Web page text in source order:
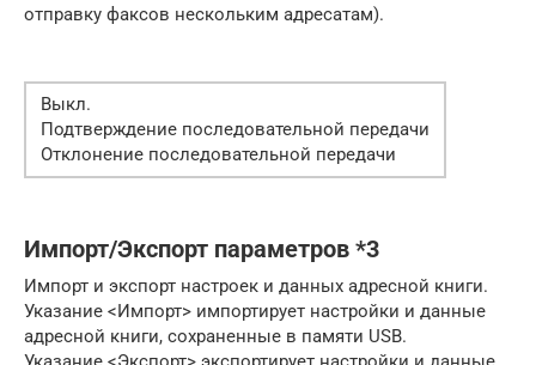
отправку факсов нескольким адресатам).
Выкл.
Подтверждение последовательной передачи
Отклонение последовательной передачи
Импорт/Экспорт параметров *3
Импорт и экспорт настроек и данных адресной книги.
Указание <Импорт> импортирует настройки и данные
адресной книги, сохраненные в памяти USB.